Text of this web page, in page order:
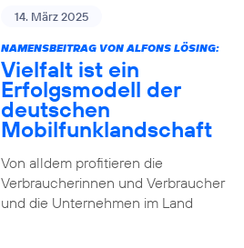
14. März 2025
NAMENSBEITRAG VON ALFONS LÖSING:
Vielfalt ist ein
Erfolgsmodell der
deutschen
Mobilfunklandschaft
Von alldem profitieren die
Verbraucherinnen und Verbraucher
und die Unternehmen im Land